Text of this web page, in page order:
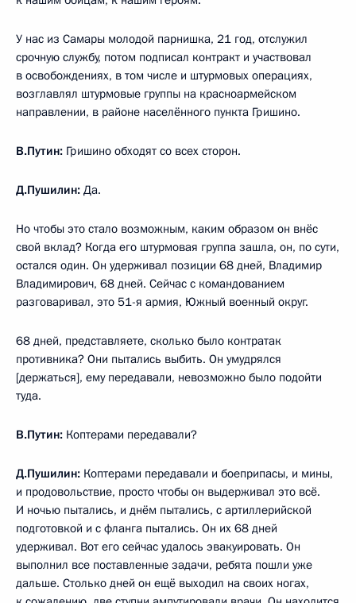
У нас из Самары молодой парнишка, 21 год, отслужил
срочную службу, потом подписал контракт и участвовал
в освобождениях, в том числе и штурмовых операциях,
возглавлял штурмовые группы на красноармейском
направлении, в районе населённого пункта Гришино.
В.Путин: Гришино обходят со всех сторон.
Д.Пушилин: Да.
Но чтобы это стало возможным, каким образом он внёс
свой вклад? Когда его штурмовая группа зашла, он, по сути,
остался один. Он удерживал позиции 68 дней, Владимир
Владимирович, 68 дней. Сейчас с командованием
разговаривал, это 51-я армия, Южный военный округ.
68 дней, представляете, сколько было контратак
противника? Они пытались выбить. Он умудрялся
[держаться], ему передавали, невозможно было подойти
туда.
В.Путин: Коптерами передавали?
Д.Пушилин: Коптерами передавали и боеприпасы, и мины,
и продовольствие, просто чтобы он выдерживал это всё.
И ночью пытались, и днём пытались, с артиллерийской
подготовкой и с фланга пытались. Он их 68 дней
удерживал. Вот его сейчас удалось эвакуировать. Он
выполнил все поставленные задачи, ребята пошли уже
дальше. Столько дней он ещё выходил на своих ногах,